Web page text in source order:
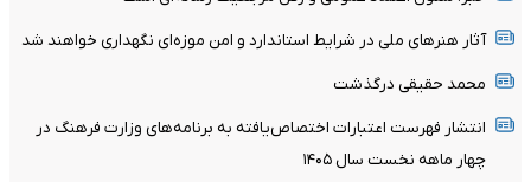
آثار هنرهای ملی در شرایط استاندارد و امن موزه‌ای نگهداری خواهند شد
محمد حقیقی درگذشت
انتشار فهرست اعتبارات اختصاص‌یافته به برنامه‌های وزارت فرهنگ در
چهار ماهه نخست سال ۱۴۰۵